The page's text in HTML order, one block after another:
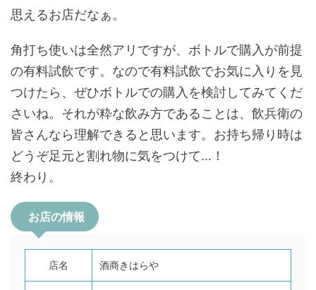
思えるお店だなぁ。
角打ち使いは全然アリですが、ボトルで購入が前提
の有料試飲です。なので有料試飲でお気に入りを見
つけたら、ぜひボトルでの購入を検討してみてくだ
さいね。それが粋な飲み方であることは、飲兵衛の
皆さんなら理解できると思います。お持ち帰り時は
どうぞ足元と割れ物に気をつけて…！
終わり。
お店の情報
店名 酒商きはらや